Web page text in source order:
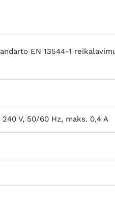
EN 13544-1
V, 50/60 Hz, maks. 0,4 A